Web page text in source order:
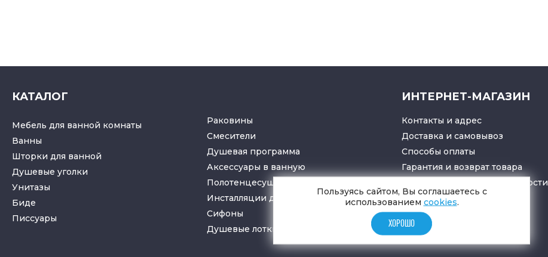
КАТАЛОГ
Мебель для ванной комнаты
Ванны
Шторки для ванной
Душевые уголки
Унитазы
Биде
Писсуары
Раковины
Смесители
Душевая программа
Аксессуары в ванную
Полотенцесушители
Инсталляции для санузлов
Cифоны
Душевые лотки
ИНТЕРНЕТ-МАГАЗИН
Контакты и адрес
Доставка и самовывоз
Способы оплаты
Гарантия и возврат товара
Политика конфиденциальности
Пользуясь сайтом, Вы соглашаетесь с
использованием cookies.
ХОРОШО